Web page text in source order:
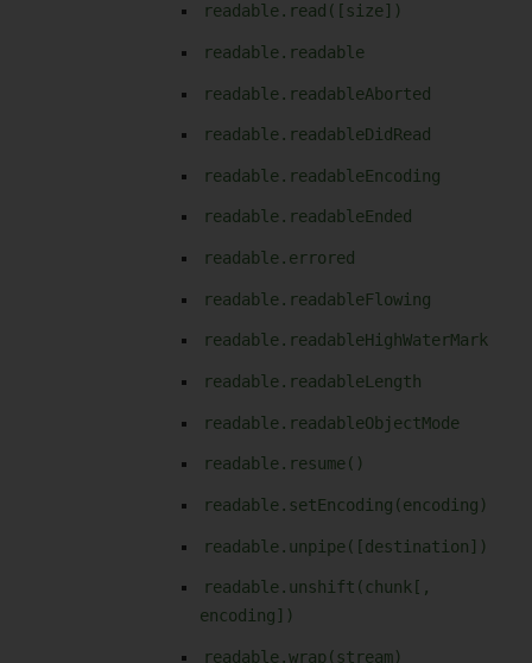
readable.read([size])
readable.readable
readable.readableAborted
readable.readableDidRead
readable.readableEncoding
readable.readableEnded
readable.errored
readable.readableFlowing
readable.readableHighWaterMark
readable.readableLength
readable.readableObjectMode
readable.resume()
readable.setEncoding(encoding)
readable.unpipe([destination])
readable.unshift(chunk[,
encoding])
readable.wrap(stream)